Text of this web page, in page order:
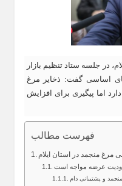
در جلسه ستاد تنظیم بازار
اساسی گفت: ذخایر مرغ
اما پیگیری برای افزایش
فهرست مطالب
عرضه مواجه است
و پشتیبانی دام